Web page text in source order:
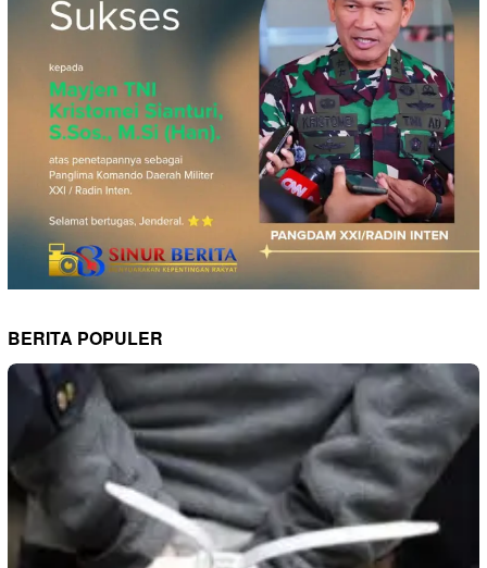
BERITA POPULER